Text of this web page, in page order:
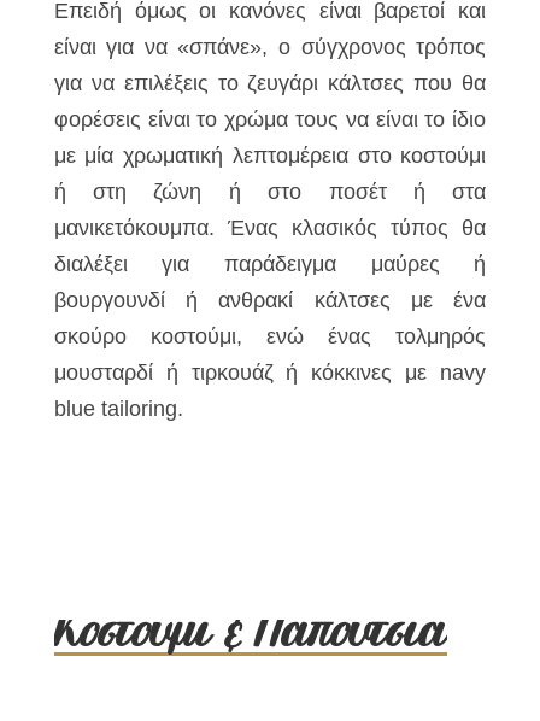
Επειδή όμως οι κανόνες είναι βαρετοί και
είναι για να «σπάνε», ο σύγχρονος τρόπος
για να επιλέξεις το ζευγάρι κάλτσες που θα
φορέσεις είναι το χρώμα τους να είναι το ίδιο
με μία χρωματική λεπτομέρεια στο κοστούμι
ή στη ζώνη ή στο ποσέτ ή στα
μανικετόκουμπα. Ένας κλασικός τύπος θα
διαλέξει για παράδειγμα μαύρες ή
βουργουνδί ή ανθρακί κάλτσες με ένα
σκούρο κοστούμι, ενώ ένας τολμηρός
μουσταρδί ή τιρκουάζ ή κόκκινες με navy
blue tailoring.
Κοστούμι & Παπούτσια